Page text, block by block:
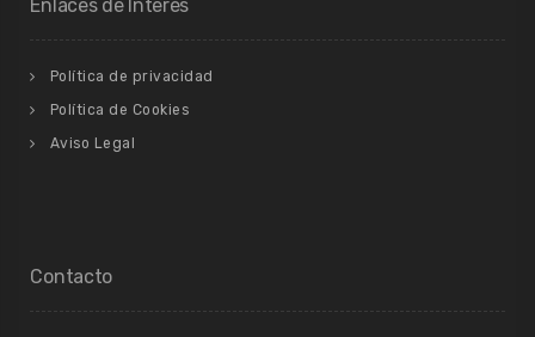
Enlaces de Interés
Política de privacidad
Política de Cookies
Aviso Legal
Contacto